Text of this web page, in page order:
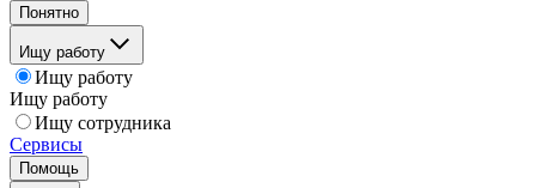
Понятно
Ищу работу
Ищу работу
Ищу работу
Ищу сотрудника
Сервисы
Помощь